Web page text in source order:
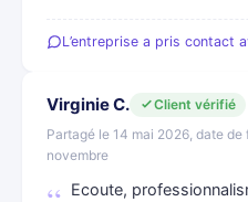
L’entreprise a pris contact
Virginie C.
Client vérifié
Partagé le 14 mai 2026, date
novembre
Ecoute,